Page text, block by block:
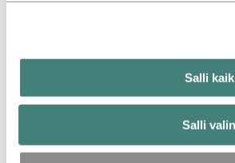
Salli
Salli